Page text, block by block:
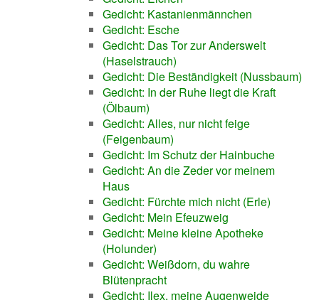
Gedicht: Kastanienmännchen
Gedicht: Esche
Gedicht: Das Tor zur Anderswelt
(Haselstrauch)
Gedicht: Die Beständigkeit (Nussbaum)
Gedicht: In der Ruhe liegt die Kraft
(Ölbaum)
Gedicht: Alles, nur nicht feige
(Feigenbaum)
Gedicht: Im Schutz der Hainbuche
Gedicht: An die Zeder vor meinem
Haus
Gedicht: Fürchte mich nicht (Erle)
Gedicht: Mein Efeuzweig
Gedicht: Meine kleine Apotheke
(Holunder)
Gedicht: Weißdorn, du wahre
Blütenpracht
Gedicht: Ilex, meine Augenweide